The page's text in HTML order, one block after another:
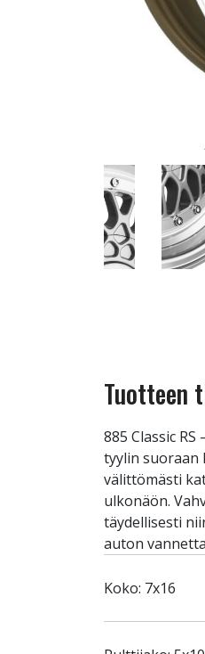
Tuotteen
885 Classic
tyylin suoraan
välittömästi
ulkonäön.
täydellisesti
auton
Koko: 7x16